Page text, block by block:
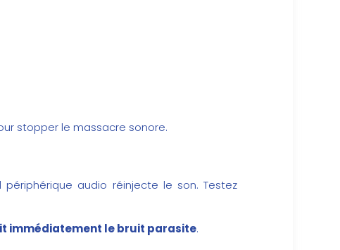
stopper le massacre sonore.
audio réinjecte le son. Testez
immédiatement le bruit parasite.